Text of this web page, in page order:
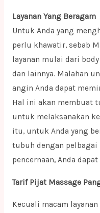
Layanan Yang Beragam
Untuk Anda yang
perlu khawatir, sebab
layanan mulai dari
dan lainnya. Malahan
angin Anda dapat
Hal ini akan membuat
untuk melaksanakan
itu, untuk Anda yang
tubuh dengan
pencernaan, Anda
Tarif Pijat Massage
Kecuali macam